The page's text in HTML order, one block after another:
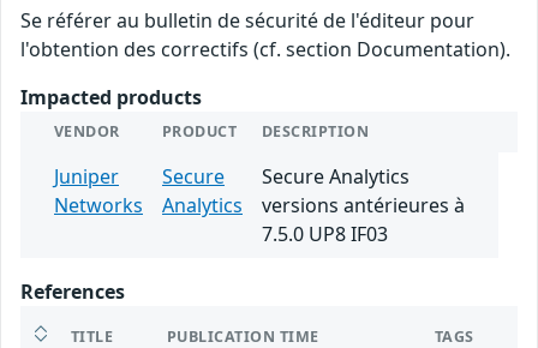
Se référer au bulletin de sécurité de l'éditeur pour
l'obtention des correctifs (cf. section Documentation).
Impacted products
VENDOR PRODUCT DESCRIPTION
Juniper
Networks
Secure
Analytics
Secure Analytics
versions antérieures à
7.5.0 UP8 IF03
References
TITLE PUBLICATION TIME TAGS